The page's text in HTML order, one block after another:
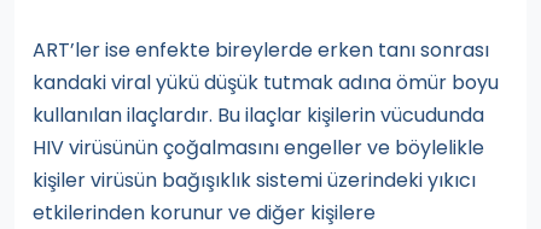
ART’ler ise enfekte bireylerde erken tanı sonrası
kandaki viral yükü düşük tutmak adına ömür boyu
kullanılan ilaçlardır. Bu ilaçlar kişilerin vücudunda
HIV virüsünün çoğalmasını engeller ve böylelikle
kişiler virüsün bağışıklık sistemi üzerindeki yıkıcı
etkilerinden korunur ve diğer kişilere